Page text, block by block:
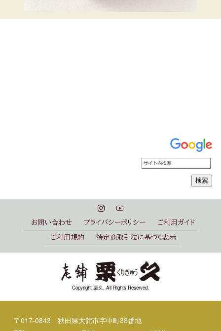
お問い合わせ プライバシーポリシー ご利用ガイド
ご利用規約 特定商取引法に基づく表示
Copyright 栗久. All Rights Reserved.
〒017-0843 秋田県大館市字中町38番地